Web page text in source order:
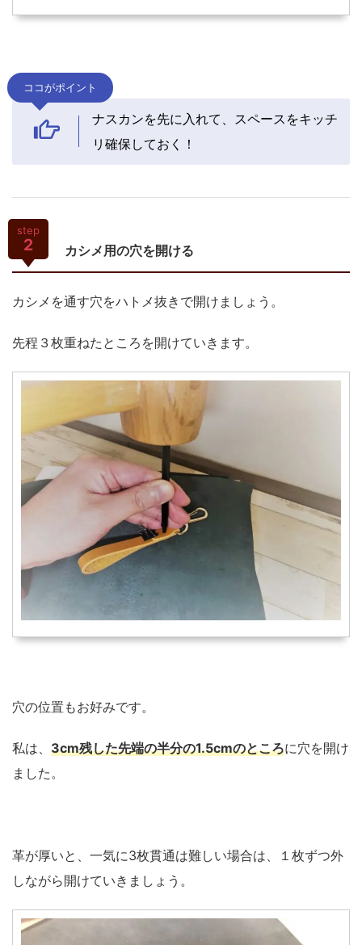
ココがポイント
ナスカンを先に入れて、スペースをキッチ
リ確保しておく！
step
2 カシメ用の穴を開ける
カシメを通す穴をハトメ抜きで開けましょう。
先程３枚重ねたところを開けていきます。
穴の位置もお好みです。
私は、 3cm残した先端の半分の1.5cmのところに穴を開け
ました。
革が厚いと、一気に3枚貫通は難しい場合は、１枚ずつ外
しながら開けていきましょう。